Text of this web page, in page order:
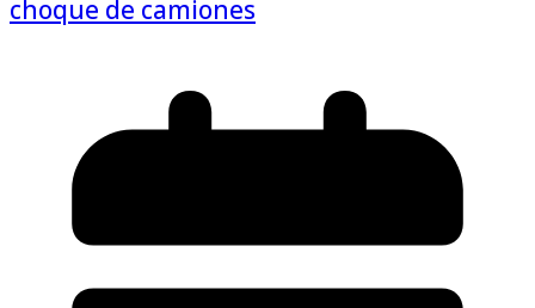
choque de camiones